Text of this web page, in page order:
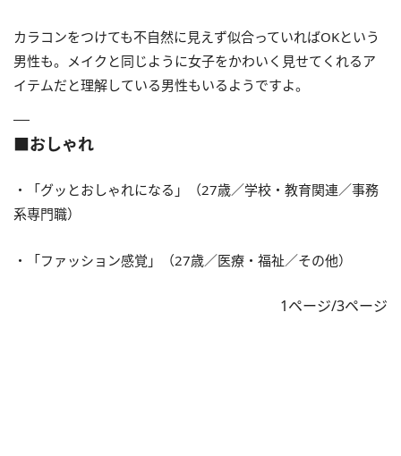
カラコンをつけても不自然に見えず似合っていればOKという
男性も。メイクと同じように女子をかわいく見せてくれるア
イテムだと理解している男性もいるようですよ。
■おしゃれ
・「グッとおしゃれになる」（27歳／学校・教育関連／事務
系専門職）
・「ファッション感覚」（27歳／医療・福祉／その他）
1ページ/3ページ